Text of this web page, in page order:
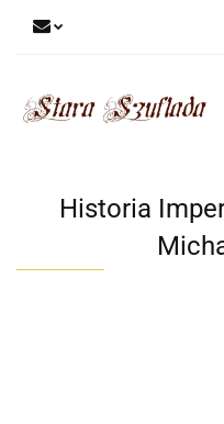
Historia